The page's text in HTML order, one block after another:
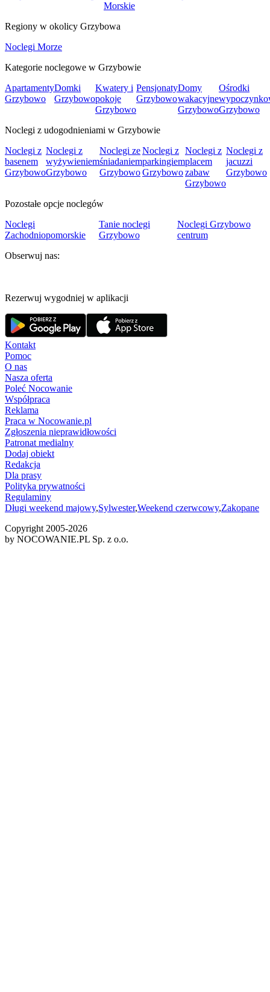
Morskie
Regiony w okolicy Grzybowa
Noclegi Morze
Kategorie noclegowe w Grzybowie
Apartamenty
Grzybowo
Domki
Grzybowo
Kwatery i
pokoje
Grzybowo
Pensjonaty
Grzybowo
Domy
wakacyjne
Grzybowo
Ośrodki
Grzybowo
Noclegi z udogodnieniami w Grzybowie
Noclegi z
basenem
Grzybowo
Noclegi z
wyżywieniem
Grzybowo
Noclegi ze
śniadaniem
Grzybowo
Noclegi z
parkingiem
Grzybowo
Noclegi z
placem
zabaw
Grzybowo
Noclegi z
jacuzzi
Grzybowo
Pozostałe opcje noclegów
Noclegi
Zachodniopomorskie
Tanie noclegi
Grzybowo
Noclegi Grzybowo
centrum
Obserwuj nas:
Rezerwuj wygodniej w aplikacji
Kontakt
Pomoc
O nas
Nasza oferta
Poleć Nocowanie
Współpraca
Reklama
Praca w Nocowanie.pl
Zgłoszenia nieprawidłowości
Patronat medialny
Dodaj obiekt
Redakcja
Dla prasy
Polityka prywatności
Regulaminy
Długi weekend majowy,Sylwester,Weekend czerwcowy,Zakopane
Copyright 2005-2026
by NOCOWANIE.PL Sp. z o.o.